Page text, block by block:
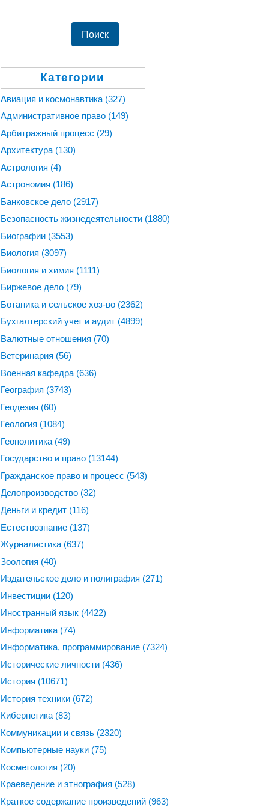
Категории
Авиация и космонавтика (327)
Административное право (149)
Арбитражный процесс (29)
Архитектура (130)
Астрология (4)
Астрономия (186)
Банковское дело (2917)
Безопасность жизнедеятельности (1880)
Биографии (3553)
Биология (3097)
Биология и химия (1111)
Биржевое дело (79)
Ботаника и сельское хоз-во (2362)
Бухгалтерский учет и аудит (4899)
Валютные отношения (70)
Ветеринария (56)
Военная кафедра (636)
География (3743)
Геодезия (60)
Геология (1084)
Геополитика (49)
Государство и право (13144)
Гражданское право и процесс (543)
Делопроизводство (32)
Деньги и кредит (116)
Естествознание (137)
Журналистика (637)
Зоология (40)
Издательское дело и полиграфия (271)
Инвестиции (120)
Иностранный язык (4422)
Информатика (74)
Информатика, программирование (7324)
Исторические личности (436)
История (10671)
История техники (672)
Кибернетика (83)
Коммуникации и связь (2320)
Компьютерные науки (75)
Косметология (20)
Краеведение и этнография (528)
Краткое содержание произведений (963)